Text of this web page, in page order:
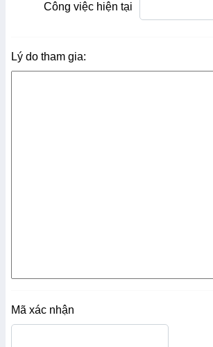
Công việc hiện tại
Lý do tham gia:
Mã xác nhận